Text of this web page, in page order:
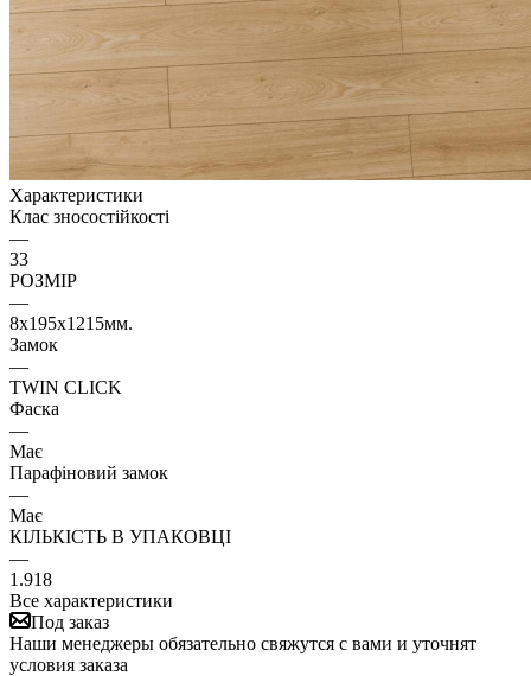
Характеристики
Клас зносостійкості
—
33
РОЗМІР
—
8х195х1215мм.
Замок
—
TWIN CLICK
Фаска
—
Має
Парафіновий замок
—
Має
КІЛЬКІСТЬ В УПАКОВЦІ
—
1.918
Все характеристики
Под заказ
Наши менеджеры обязательно свяжутся с вами и уточнят
условия заказа